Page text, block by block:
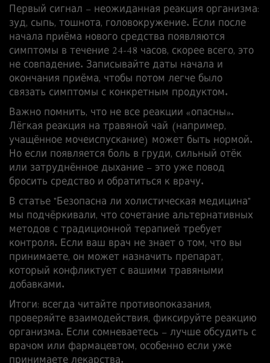
Первый сигнал – неожиданная реакция организма:
зуд, сыпь, тошнота, головокружение. Если после
начала приёма нового средства появляются
симптомы в течение 24‑48 часов, скорее всего, это
не совпадение. Записывайте даты начала и
окончания приёма, чтобы потом легче было
связать симптомы с конкретным продуктом.
Важно помнить, что не все реакции «опасны».
Лёгкая реакция на травяной чай (например,
учащённое мочеиспускание) может быть нормой.
Но если появляется боль в груди, сильный отёк
или затруднённое дыхание – это уже повод
бросить средство и обратиться к врачу.
В статье "Безопасна ли холистическая медицина"
мы подчёркивали, что сочетание альтернативных
методов с традиционной терапией требует
контроля. Если ваш врач не знает о том, что вы
принимаете, он может назначить препарат,
который конфликтует с вашими травяными
добавками.
Итоги: всегда читайте противопоказания,
проверяйте взаимодействия, фиксируйте реакцию
организма. Если сомневаетесь – лучше обсудить с
врачом или фармацевтом, особенно если уже